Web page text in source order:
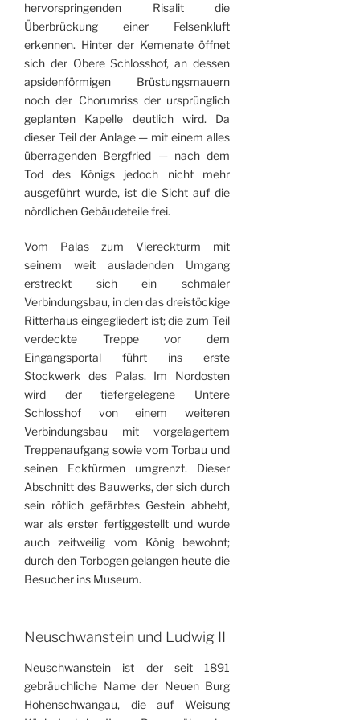
hervorspringenden Risalit die
Überbrückung einer Felsen­kluft
erkennen. Hinter der Kemenate öffnet
sich der Obere Schlosshof, an dessen
apsidenförmigen Brüstungs­mauern
noch der Chorumriss der ursprünglich
geplanten Kapelle deutlich wird. Da
dieser Teil der Anlage — mit einem alles
überragenden Bergfried — nach dem
Tod des Königs jedoch nicht mehr
ausgeführt wurde, ist die Sicht auf die
nördlichen Gebäudeteile frei.
Vom Palas zum Viereckturm mit
seinem weit ausladenden Umgang
erstreckt sich ein schmaler
Verbindungsbau, in den das dreistöckige
Ritterhaus eingegliedert ist; die zum Teil
verdeckte Treppe vor dem
Eingangsportal führt ins erste
Stockwerk des Palas. Im Nordosten
wird der tiefergelegene Untere
Schlosshof von einem weiteren
Verbindungsbau mit vorgelagertem
Treppenaufgang sowie vom Torbau und
seinen Ecktürmen umgrenzt. Dieser
Abschnitt des Bauwerks, der sich durch
sein rötlich gefärbtes Gestein abhebt,
war als erster fertiggestellt und wurde
auch zeitweilig vom König bewohnt;
durch den Torbogen gelangen heute die
Besucher ins Museum.
Neuschwanstein und Ludwig II
Neuschwanstein ist der seit 1891
gebräuchliche Name der Neuen Burg
Hohenschwangau, die auf Weisung